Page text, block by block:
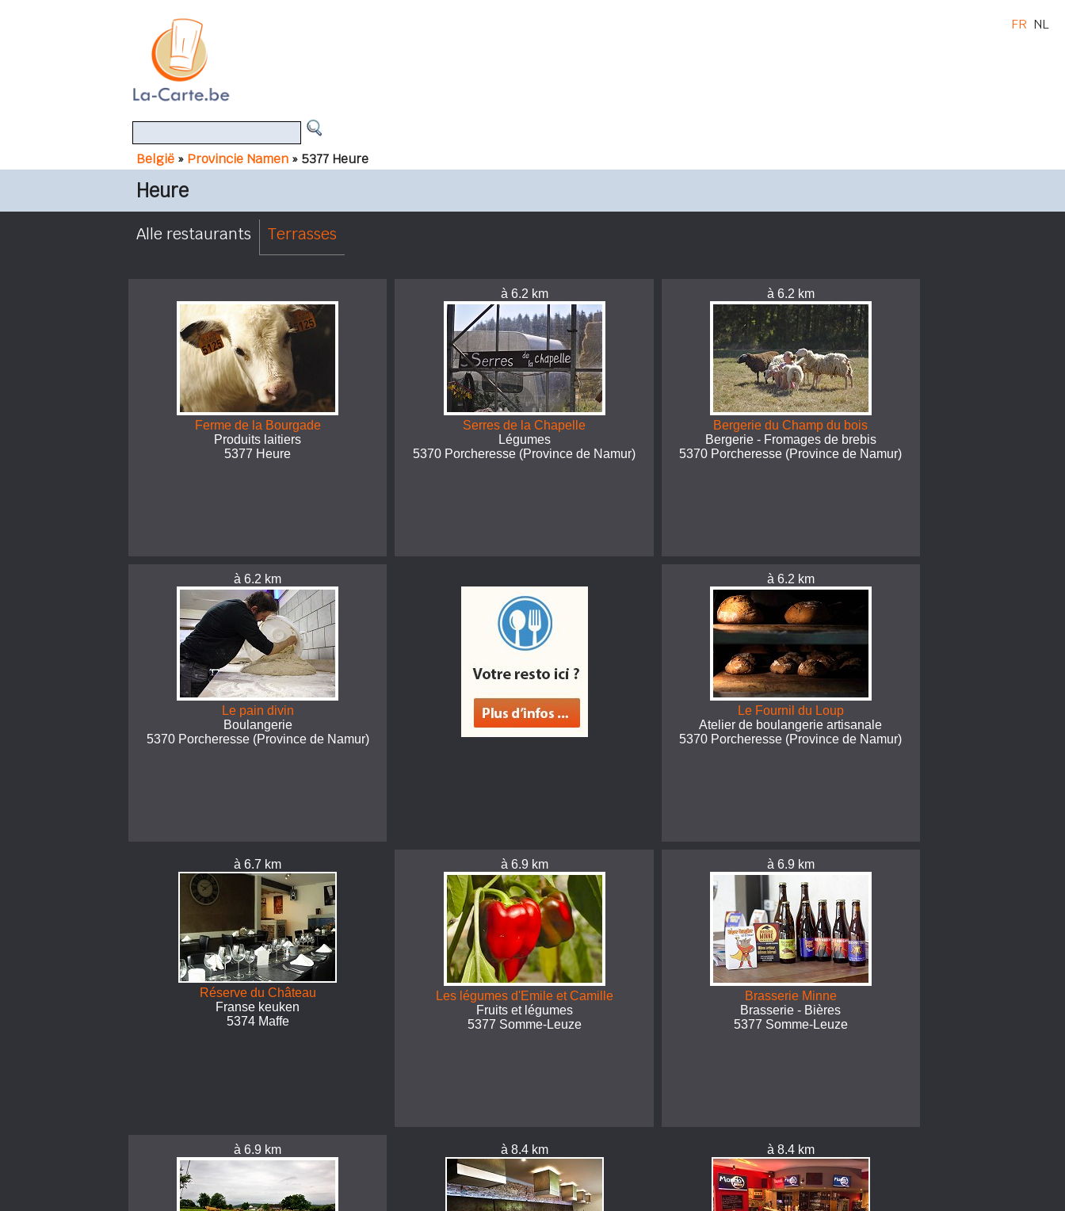
België » Provincie Namen » 5377 Heure
FR NL
Heure
Alle restaurants Terrasses
Ferme de la Bourgade
Produits laitiers
5377 Heure
à 6.2 km
Serres de la Chapelle
Légumes
5370 Porcheresse (Province de Namur)
à 6.2 km
Bergerie du Champ du bois
Bergerie - Fromages de brebis
5370 Porcheresse (Province de Namur)
à 6.2 km
Le pain divin
Boulangerie
5370 Porcheresse (Province de Namur)
à 6.2 km
Le Fournil du Loup
Atelier de boulangerie artisanale
5370 Porcheresse (Province de Namur)
à 6.7 km
Réserve du Château
Franse keuken
5374 Maffe
à 6.9 km
Les légumes d'Emile et Camille
Fruits et légumes
5377 Somme-Leuze
à 6.9 km
Brasserie Minne
Brasserie - Bières
5377 Somme-Leuze
à 6.9 km à 8.4 km à 8.4 km